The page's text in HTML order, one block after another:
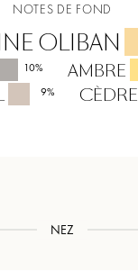
NOTES DE FOND
OLIBAN
10% AMBRE
9% CÈDRE
NEZ